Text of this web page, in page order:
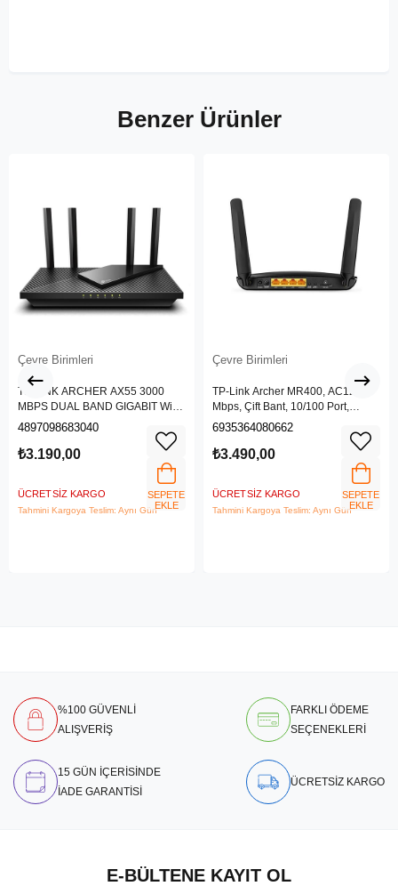
Benzer Ürünler
Çevre Birimleri
TP-LINK ARCHER AX55 3000
MBPS DUAL BAND GIGABIT Wi-Fi
6 ROUTER
4897098683040
₺3.190,00
ÜCRETSIZ KARGO
Tahmini Kargoya Teslim: Aynı Gün
SEPETE
EKLE
Çevre Birimleri
TP-Link Archer MR400, AC1200
Mbps, Çift Bant, 10/100 Port,
4G/3G SIM Yuvası, Kablosuz 4G
6935364080662
₺3.490,00
ÜCRETSIZ KARGO
Tahmini Kargoya Teslim: Aynı Gün
SEPETE
EKLE
%100 GÜVENLİ
ALIŞVERİŞ
FARKLI ÖDEME
SEÇENEKLERİ
15 GÜN İÇERİSİNDE
İADE GARANTİSİ
ÜCRETSİZ KARGO
E-BÜLTENE KAYIT OL